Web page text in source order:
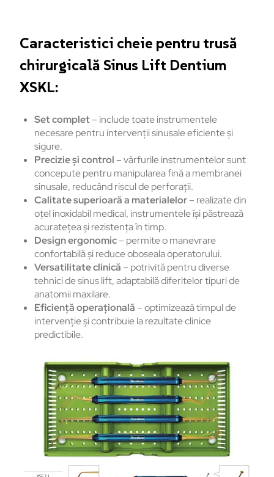
Caracteristici cheie pentru trusă
chirurgicală Sinus Lift Dentium
XSKL:
Set complet– include toate instrumentele
necesare pentru intervenții sinusale eficiente și
sigure.
Precizie și control– vârfurile instrumentelor sunt
concepute pentru manipularea fină a membranei
sinusale, reducând riscul de perforații.
Calitate superioară a materialelor– realizate din
oțel inoxidabil medical, instrumentele își păstrează
acuratețea și rezistența în timp.
Design ergonomic– permite o manevrare
confortabilă și reduce oboseala operatorului.
Versatilitate clinică– potrivită pentru diverse
tehnici de sinus lift, adaptabilă diferitelor tipuri de
anatomii maxilare.
Eficiență operațională– optimizează timpul de
intervenție și contribuie la rezultate clinice
predictibile.